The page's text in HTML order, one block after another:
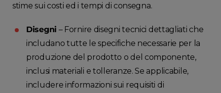
stime sui costi ed i tempi di consegna.
Disegni – Fornire disegni tecnici dettagliati che
includano tutte le specifiche necessarie per la
produzione del prodotto o del componente,
inclusi materiali e tolleranze. Se applicabile,
includere informazioni sui requisiti di